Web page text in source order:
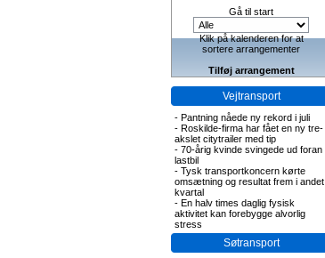
Gå til start
Klik på kalenderen for at
sortere arrangementer
Tilføj arrangement
Vejtransport
- Pantning nåede ny rekord i juli
- Roskilde-firma har fået en ny tre-
akslet citytrailer med tip
- 70-årig kvinde svingede ud foran
lastbil
- Tysk transportkoncern kørte
omsætning og resultat frem i andet
kvartal
- En halv times daglig fysisk
aktivitet kan forebygge alvorlig
stress
Søtransport